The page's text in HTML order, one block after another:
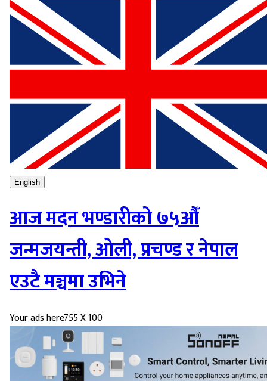
English
आज मदन भण्डारीको ७५औँ
जन्मजयन्ती, ओली, प्रचण्ड र नेपाल
एउटै मञ्चमा उभिने
Your ads here755 X 100